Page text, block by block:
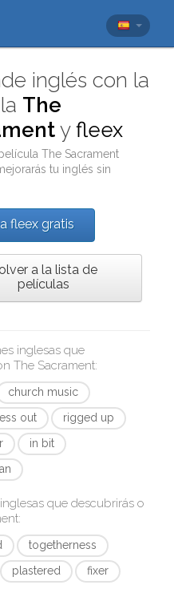
inglés con la
The
yfleex
The Sacrament
mejorarás tu inglés sin
fleex gratis
a la lista de
películas
inglesas que
The Sacrament:
church music
out
rigged up
in bit
que descubrirás o
:
togetherness
plastered
fixer